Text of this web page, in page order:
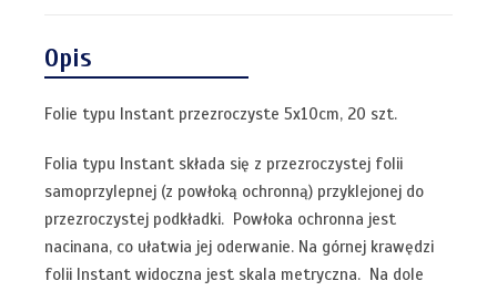
Opis
Folie typu Instant przezroczyste 5x10cm, 20 szt.
Folia typu Instant składa się z przezroczystej folii
samoprzylepnej (z powłoką ochronną) przyklejonej do
przezroczystej podkładki. Powłoka ochronna jest
nacinana, co ułatwia jej oderwanie. Na górnej krawędzi
folii Instant widoczna jest skala metryczna. Na dole